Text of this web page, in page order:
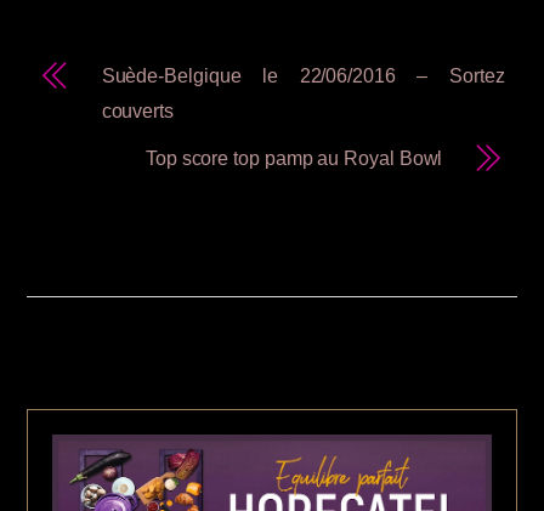
Suède-Belgique le 22/06/2016 – Sortez
couverts
Top score top pamp au Royal Bowl